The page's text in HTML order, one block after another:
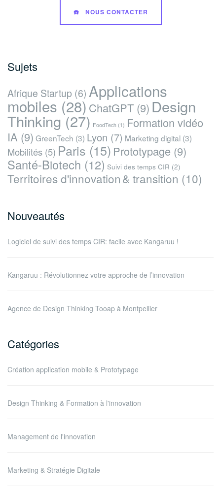
☎️ NOUS CONTACTER
Sujets
Afrique Startup (6) Applications
mobiles (28) ChatGPT (9) Design
Thinking(27) FoodTech (1) Formation vidéo
IA (9) GreenTech (3) Lyon (7) Marketing digital (3)
Mobilités (5) Paris (15) Prototypage (9)
Santé-Biotech (12) Suivi des temps CIR (2)
Territoires d'innovation & transition (10)
Nouveautés
Logiciel de suivi des temps CIR: facile avec Kangaruu !
Kangaruu : Révolutionnez votre approche de l’innovation
Agence de Design Thinking Tooap à Montpellier
Catégories
Création application mobile & Prototypage
Design Thinking & Formation à l'innovation
Management de l'innovation
Marketing & Stratégie Digitale